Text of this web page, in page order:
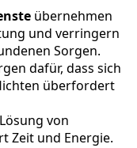
übernehmen
und verringern
Sorgen.
dafür, dass sich
überfordert
von
Zeit und Energie.